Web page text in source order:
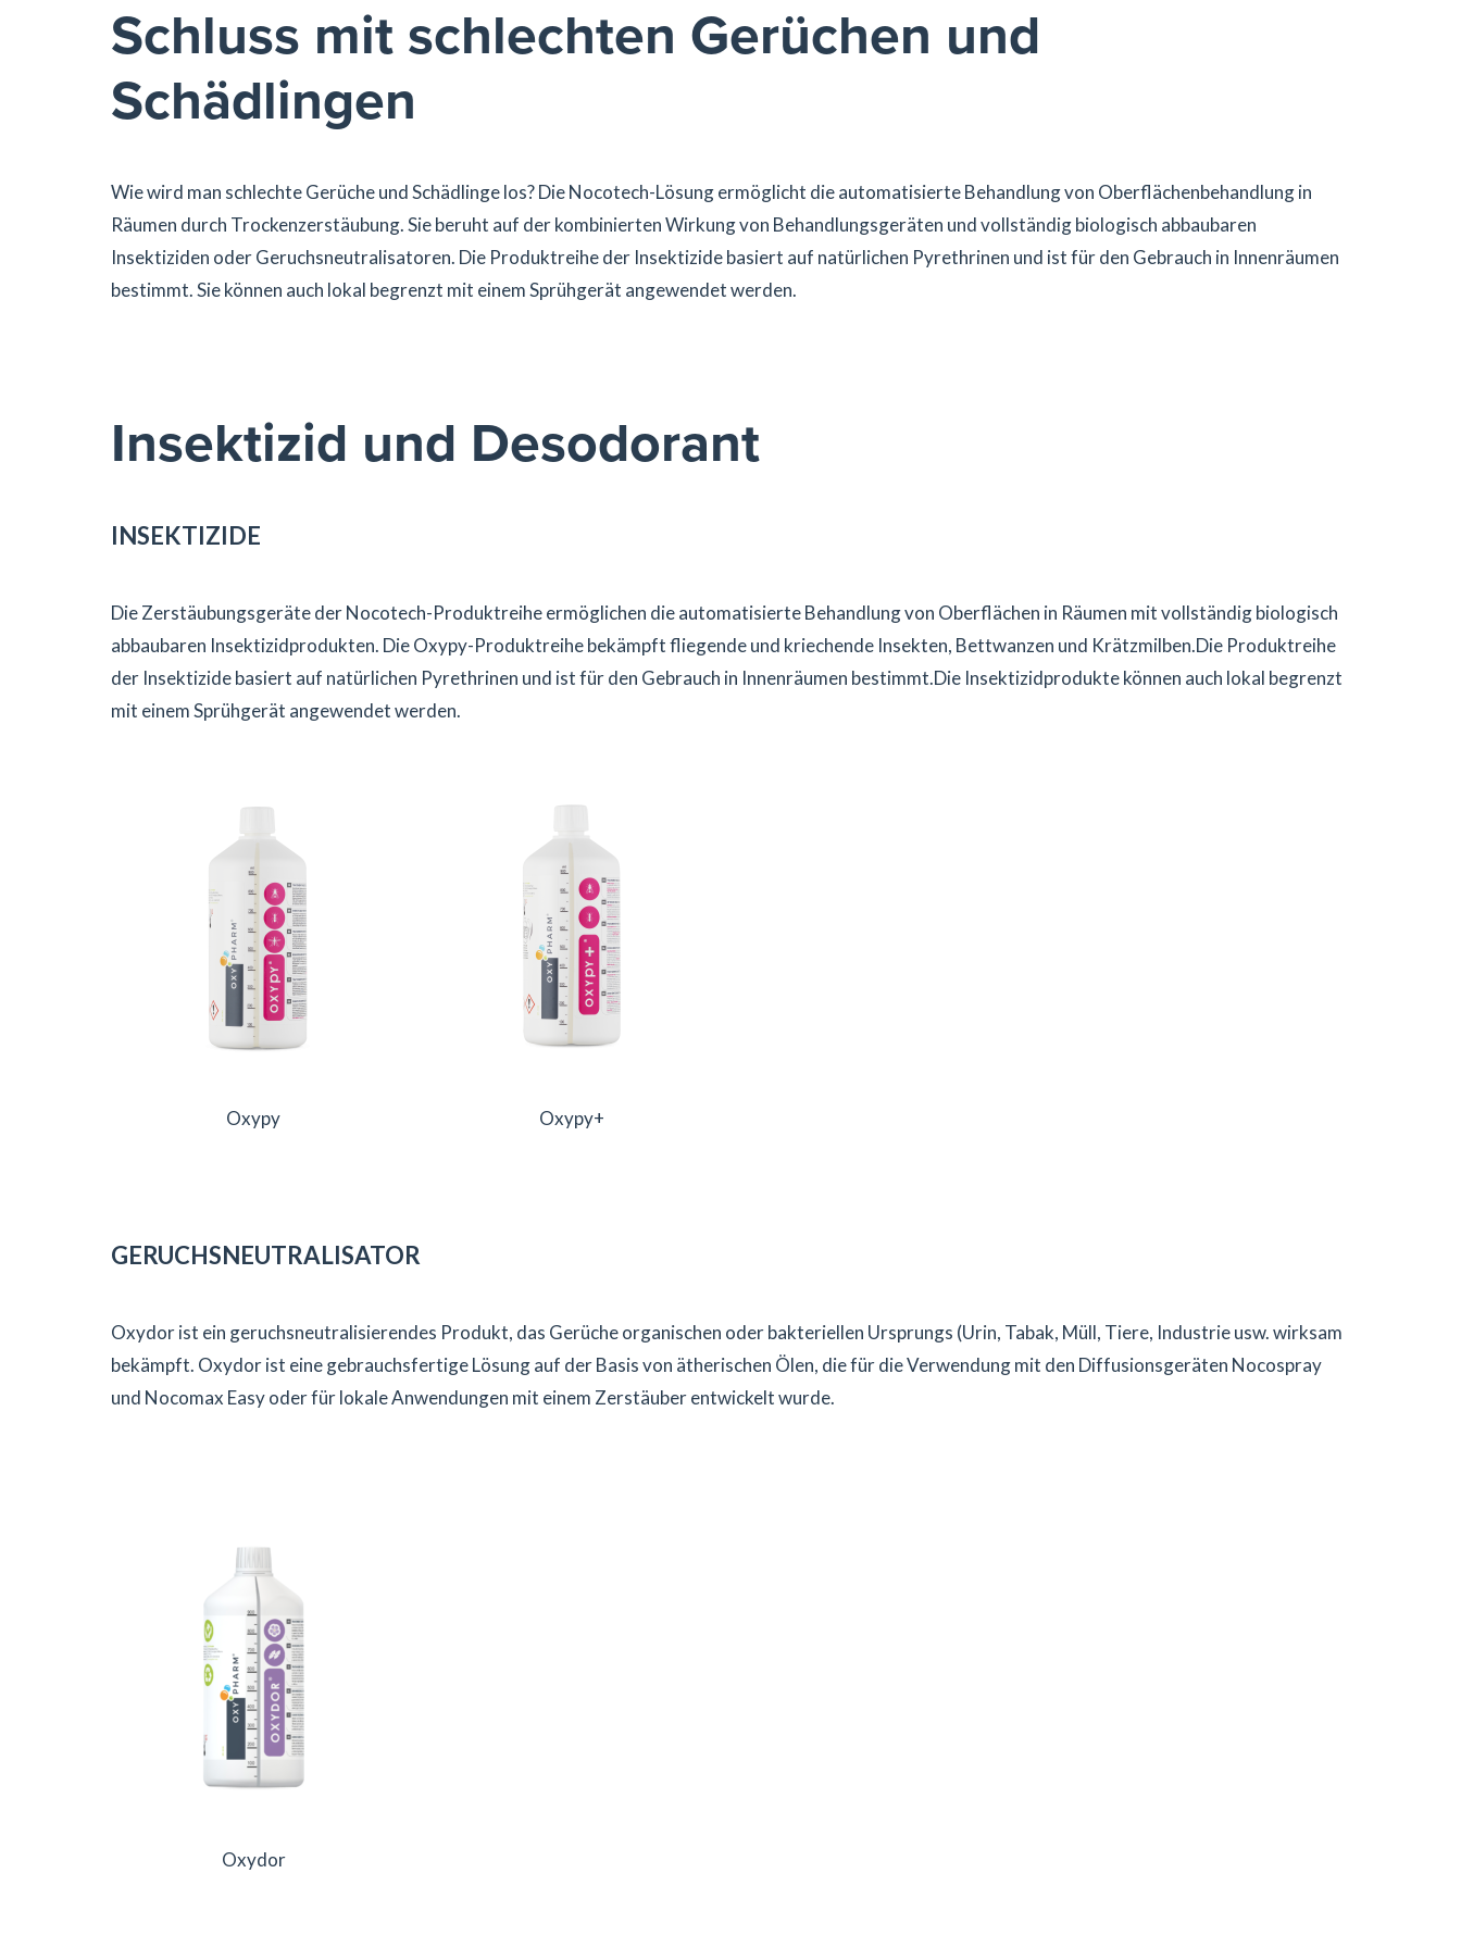
Schluss mit schlechten Gerüchen und
Schädlingen
Wie wird man schlechte Gerüche und Schädlinge los? Die Nocotech-Lösung ermöglicht die automatisierte Behandlung von Oberflächenbehandlung in
Räumen durch Trockenzerstäubung. Sie beruht auf der kombinierten Wirkung von Behandlungsgeräten und vollständig biologisch abbaubaren
Insektiziden oder Geruchsneutralisatoren. Die Produktreihe der Insektizide basiert auf natürlichen Pyrethrinen und ist für den Gebrauch in Innenräumen
bestimmt. Sie können auch lokal begrenzt mit einem Sprühgerät angewendet werden.
Insektizid und Desodorant
INSEKTIZIDE
Die Zerstäubungsgeräte der Nocotech-Produktreihe ermöglichen die automatisierte Behandlung von Oberflächen in Räumen mit vollständig biologisch
abbaubaren Insektizidprodukten. Die Oxypy-Produktreihe bekämpft fliegende und kriechende Insekten, Bettwanzen und Krätzmilben.Die Produktreihe
der Insektizide basiert auf natürlichen Pyrethrinen und ist für den Gebrauch in Innenräumen bestimmt.Die Insektizidprodukte können auch lokal begrenzt
mit einem Sprühgerät angewendet werden.
Oxypy Oxypy+
GERUCHSNEUTRALISATOR
Oxydor ist ein geruchsneutralisierendes Produkt, das Gerüche organischen oder bakteriellen Ursprungs (Urin, Tabak, Müll, Tiere, Industrie usw. wirksam
bekämpft. Oxydor ist eine gebrauchsfertige Lösung auf der Basis von ätherischen Ölen, die für die Verwendung mit den Diffusionsgeräten Nocospray
und Nocomax Easy oder für lokale Anwendungen mit einem Zerstäuber entwickelt wurde.
Oxydor